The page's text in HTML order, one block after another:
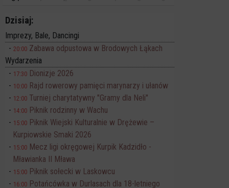
Dzisiaj:
Imprezy, Bale, Dancingi
20:00 Zabawa odpustowa w Brodowych Łąkach
Wydarzenia
17:30 Dionizje 2026
10:00 Rajd rowerowy pamięci marynarzy i ułanów
12:00 Turniej charytatywny "Gramy dla Neli"
14:00 Piknik rodzinny w Wachu
15:00 Piknik Wiejski Kulturalnie w Drężewie –
Kurpiowskie Smaki 2026
15:00 Mecz ligi okręgowej Kurpik Kadzidło -
Mławianka II Mława
15:00 Piknik sołecki w Laskowcu
16:00 Potańcówka w Durlasach dla 18-letniego